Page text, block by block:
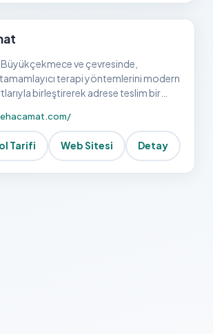
ve çevresinde,
terapi yöntemlerini modern
birleştirerek adrese teslim bir
Tarifi Web Sitesi Detay